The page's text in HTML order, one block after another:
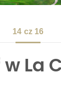
14 cz 16
La